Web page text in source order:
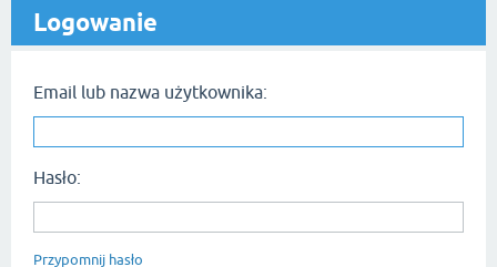
Logowanie
Email lub nazwa użytkownika:
Hasło:
Przypomnij hasło